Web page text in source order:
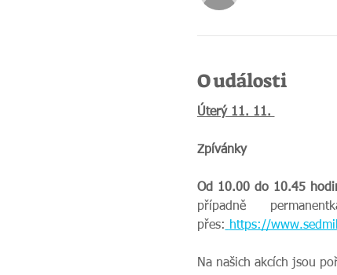
O události
Úterý 11. 11.
Zpívánky
Od 10.00 do 10.45
případně
přes: https://
Na našich akcích jsou